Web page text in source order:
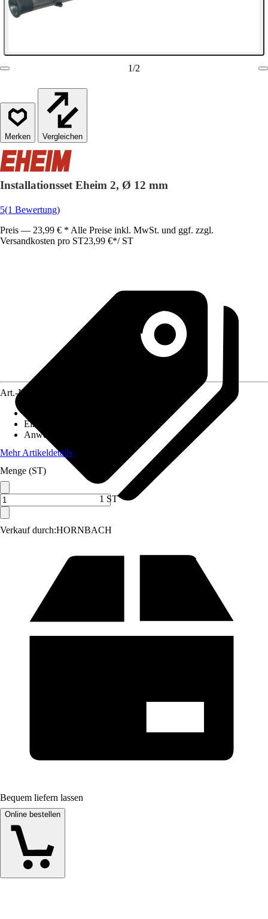
1/2
Vergleichen
Installationsset Eheim 2, Ø 12 mm
5(1 Bewertung)
Preis — 23,99 € * Alle Preise inkl. MwSt. und ggf. zzgl.
Versandkosten pro ST23,99 €*/ ST
Verkauf durch:HORNBACH
Art.-Nr.
Einsatzbereich
Anwendungsbereich
Mehr Artikeldetails
Menge (ST)
1 ST
Bequem liefern lassen
Online bestellen